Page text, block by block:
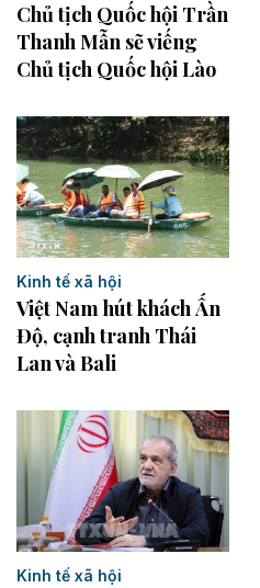
Chủ tịch Quốc hội Trần
Thanh Mẫn sẽ viếng
Chủ tịch Quốc hội Lào
Kinh tế xã hội
Việt Nam hút khách Ấn
Độ, cạnh tranh Thái
Lan và Bali
Kinh tế xã hội